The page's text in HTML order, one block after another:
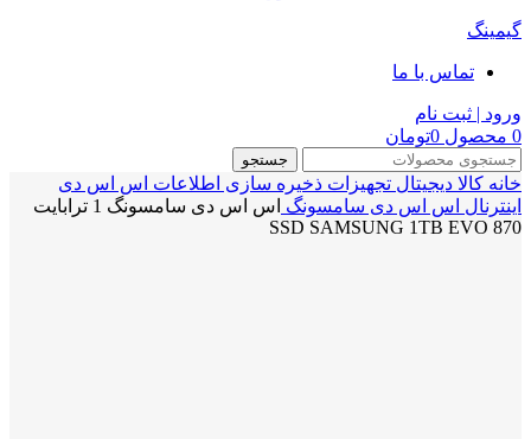
گیمینگ
تماس با ما
ورود | ثبت نام
0 محصول 0تومان
جستجو
خانه کالا دیجیتال تجهیزات ذخیره سازی اطلاعات اس اس دی
اینترنال اس اس دی سامسونگ
اس اس دی سامسونگ 1 ترابایت
SSD SAMSUNG 1TB EVO 870